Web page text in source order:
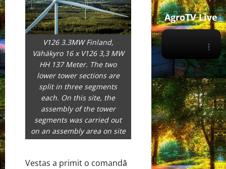
V126 3.3MW Finland,
Vähäkyro 16 x V126 3,3 MW
HH 137 Meter. The two
lower tower sections are
split in three segments
each. On this site, the
assembly of the tower
segments was carried out
on an assembly area on site
Vestas a primit o comandă
AgroTV Live